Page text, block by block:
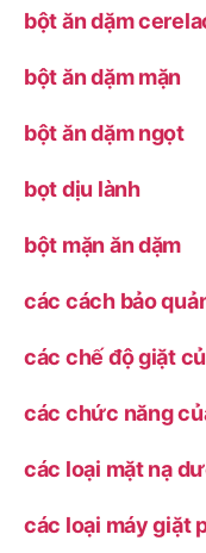
bột ăn dặm
bột ăn dặm mặn
bột ăn dặm ngọt
bọt dịu lành
bột mặn ăn dặm
các cách bảo
các chế độ giặt
các chức năng
các loại mặt nạ
các loại máy giặt